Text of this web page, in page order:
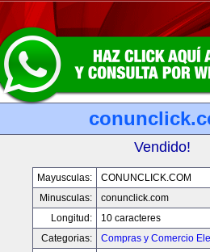
Vendido!
Mayusculas:
CONUNCLICK.COM
Minusculas:
conunclick.com
Longitud:
10 caracteres
Categorias:
Compras y Comercio